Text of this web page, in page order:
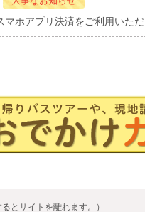
マホアプリ決済をご利用いた
とサイトを離れます。）